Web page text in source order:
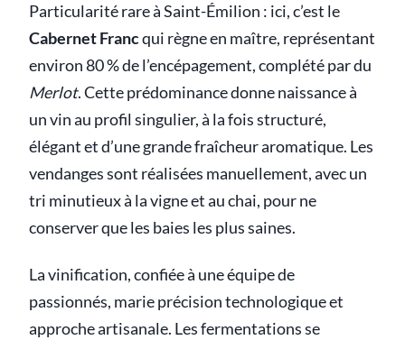
Particularité rare à Saint-Émilion : ici, c’est le
Cabernet Francqui règne en maître, représentant
environ 80 % de l’encépagement, complété par du
Merlot. Cette prédominance donne naissance à
un vin au profil singulier, à la fois structuré,
élégant et d’une grande fraîcheur aromatique. Les
vendanges sont réalisées manuellement, avec un
tri minutieux à la vigne et au chai, pour ne
conserver que les baies les plus saines.
La vinification, confiée à une équipe de
passionnés, marie précision technologique et
approche artisanale. Les fermentations se